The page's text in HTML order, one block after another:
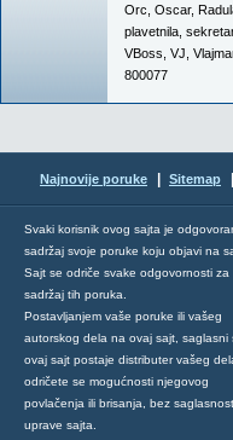
Orc Oscar,
plavetnila sekretar
VBoss VJ
800077
Najnovije poruke Sitemap
Svaki korisnik ovog sajta je
sadržaj svoje poruke koju objavi na
Sajt se odriče svake odgovornosti za
sadržaj tih poruka.
Postavljanjem vaše poruke ili vašeg
autorskog dela na ovaj sajt, saglasni
ovaj sajt postaje distributer vašeg
odričete se mogućnosti njegovog
povlačenja ili brisanja, bez
uprave sajta.